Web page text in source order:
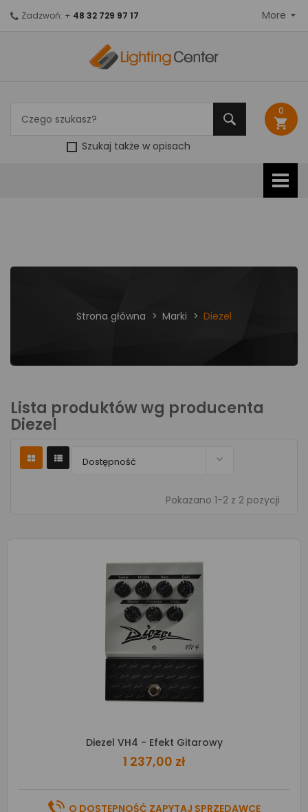
Szukaj także w opisach
0
shopping_cart
Zadzwoń: + 48 32 729 97 17 More
Strona główna Marki Diezel
Lista produktów wg producenta
Diezel
Dostępność 
Pokazano 1-2 z 2 pozycji
Diezel VH4 - Efekt Gitarowy
1 237,00 zł
O DOSTĘPNOŚĆ ZAPYTAJ SPRZEDAWCĘ